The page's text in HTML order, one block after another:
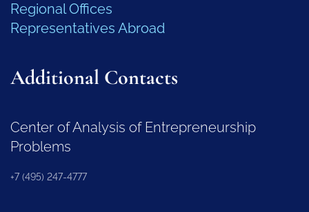
Regional Offices
Representatives Abroad
Additional Contacts
Center of Analysis of Entrepreneurship
Problems
+7 (495) 247-4777